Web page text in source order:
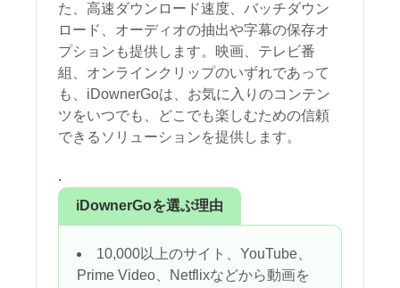
た、高速ダウンロード速度、バッチダウン
ロード、オーディオの抽出や字幕の保存オ
プションも提供します。映画、テレビ番
組、オンラインクリップのいずれであって
も、iDownerGoは、お気に入りのコンテン
ツをいつでも、どこでも楽しむための信頼
できるソリューションを提供します。
.
iDownerGoを選ぶ理由
10,000以上のサイト、YouTube、
Prime Video、Netflixなどから動画を